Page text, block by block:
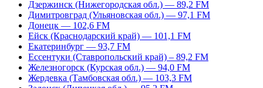
Дзержинск (Нижегородская обл.) — 89,2 FM
Димитровград (Ульяновская обл.) — 97,1 FM
Донецк — 102,6 FM
Ейск (Краснодарский край) — 101,1 FM
Екатеринбург — 93,7 FM
Ессентуки (Ставропольский край) – 89,2 FM
Железногорск (Курская обл.) — 94,0 FM
Жердевка (Тамбовская обл.) — 103,3 FM